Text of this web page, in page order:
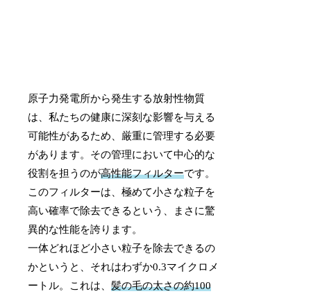
原子力発電所から発生する放射性物質
は、私たちの健康に深刻な影響を与える
可能性があるため、厳重に管理する必要
があります。その管理において中心的な
役割を担うのが高性能フィルターです。
このフィルターは、極めて小さな粒子を
高い確率で除去できるという、まさに驚
異的な性能を誇ります。
一体どれほど小さい粒子を除去できるの
かというと、それはわずか0.3マイクロメ
ートル。これは、髪の毛の太さの約100